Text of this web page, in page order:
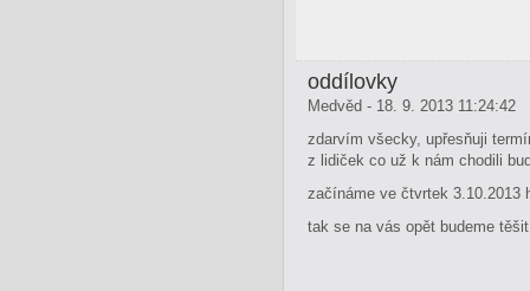
oddílovky
Medvěd - 18. 9. 2013 11:24:42
zdarvím všecky, upřesňuji
z lidiček co už k nám chodili
začínáme ve čtvrtek 3.10.2013
tak se na vás opět budeme